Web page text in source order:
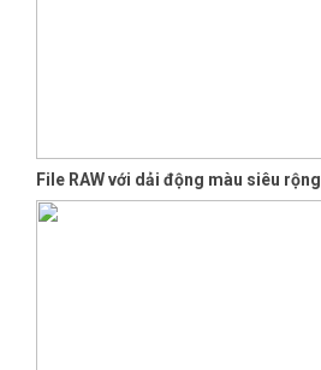
File RAW với dải động màu siêu rộng